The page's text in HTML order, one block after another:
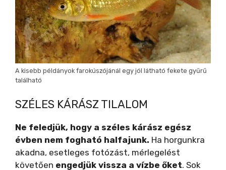
A kisebb példányok farokúszójánál egy jól látható fekete gyűrű
található
SZÉLES KÁRÁSZ TILALOM
Ne feledjük, hogy a széles kárász egész
évben nem fogható halfajunk. Ha horgunkra
akadna, esetleges fotózást, mérlegelést
követően engedjük vissza a vízbe őket. Sok